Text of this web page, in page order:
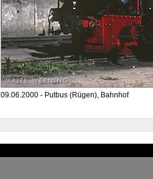
09.06.2000 - Putbus (Rügen), Bahnhof